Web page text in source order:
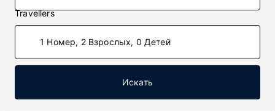
Travellers
1 Номер, 2 Взрослых, 0 Детей
Искать